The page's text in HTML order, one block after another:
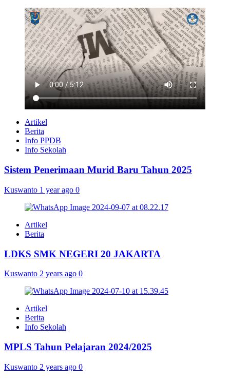
Artikel
Berita
Info PPDB
Info Sekolah
Sistem Penerimaan Murid Baru Tahun 2025
Kuswanto 1 year ago 0
Artikel
Berita
LDKS SMK NEGERI 20 JAKARTA
Kuswanto 2 years ago 0
Artikel
Berita
Info Sekolah
MPLS Tahun Pelajaran 2024/2025
Kuswanto 2 years ago 0